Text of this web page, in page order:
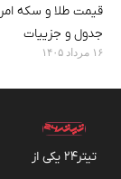
جدول و جزییات
۱۶ مرداد ۱۴۰۵
تیتر24 یکی از